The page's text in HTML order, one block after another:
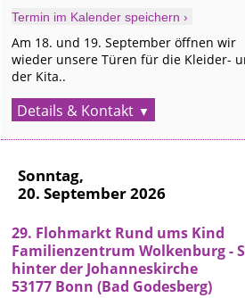
Termin im Kalender speichern ›
Am 18. und 19. September öffnen wir
wieder unsere Türen für die Kleider-
der Kita..
Details & Kontakt
Sonntag,
20. September 2026
29. Flohmarkt Rund ums Kind
Familienzentrum Wolkenburg -
hinter der Johanneskirche
53177 Bonn (Bad Godesberg)